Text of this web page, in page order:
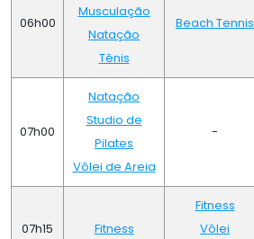
06h00
Musculação
Natação
Tênis
Beach Tennis
07h00
Natação
Studio de
Pilates
Vôlei de Areia
-
07h15 Fitness
Fitness
Vôlei